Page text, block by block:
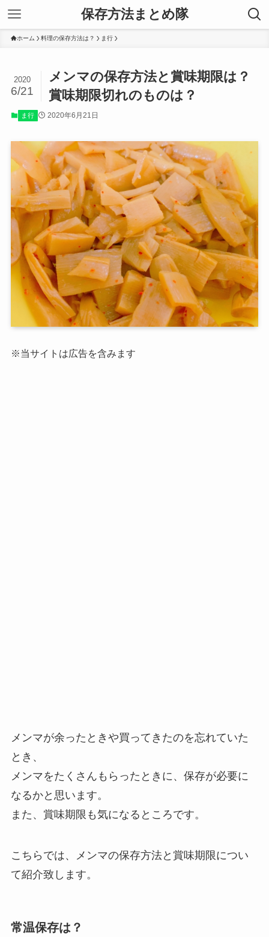
保存方法まとめ隊
ホーム 料理の保存方法は？ ま行
メンマの保存方法と賞味期限は？
賞味期限切れのものは？
2020
6/21
ま行 2020年6月21日
※当サイトは広告を含みます
メンマが余ったときや買ってきたのを忘れていた
とき、
メンマをたくさんもらったときに、保存が必要に
なるかと思います。
また、賞味期限も気になるところです。
こちらでは、メンマの保存方法と賞味期限につい
て紹介致します。
常温保存は？